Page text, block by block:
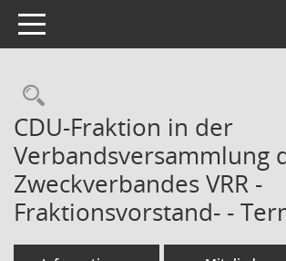
Toggle navigation
Rechercheauswahl
CDU-Fraktion in der
Verbandsversammlung
Zweckverbandes VRR -
Fraktionsvorstand- -